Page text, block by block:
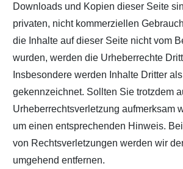
Downloads und Kopien dieser Seite
privaten, nicht kommerziellen
die Inhalte auf dieser Seite nicht vom
wurden, werden die Urheberrechte
Insbesondere werden Inhalte Dritter
gekennzeichnet. Sollten Sie trotzdem
Urheberrechtsverletzung aufmerksam
um einen entsprechenden Hinweis.
von Rechtsverletzungen werden wir
umgehend entfernen.